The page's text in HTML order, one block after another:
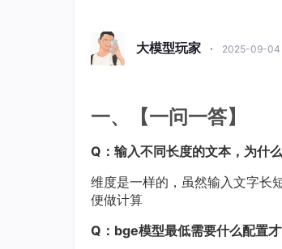
大模型玩家 · 2025-09-04
一、【一问一答】
Q：输入不同长度的文本，为什
维度是一样的，虽然输入文字长
便做计算
Q：bge模型最低需要什么配置